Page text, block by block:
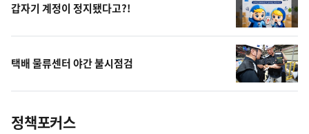
갑자기 계정이 정지됐다고?!
택배 물류센터 야간 불시점검
정책포커스